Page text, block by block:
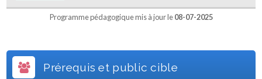
Programme pédagogique mis à jour le08-07-2025
Prérequis et public cible